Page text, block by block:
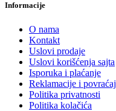
Informacije
O nama
Kontakt
Uslovi prodaje
Uslovi korišćenja sajta
Isporuka i plaćanje
Reklamacije i povraćaj
Politika privatnosti
Politika kolačića